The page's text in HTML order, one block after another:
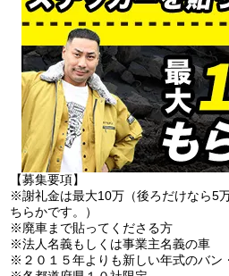
【募集要項】
※謝礼金は最大10万（後ろだけなら5
ちらかです。）
※廃車まで貼ってくださる方
※法人名義もしくは事業主名義の車
※２０１５年よりも新しい年式のバン